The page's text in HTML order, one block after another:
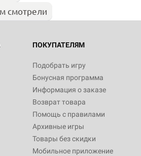
смотрели
ПОКУПАТЕЛЯМ
Подобрать игру
Бонусная программа
Информация о заказе
Возврат товара
Помощь с правилами
Архивные игры
Товары без скидки
Мобильное приложение